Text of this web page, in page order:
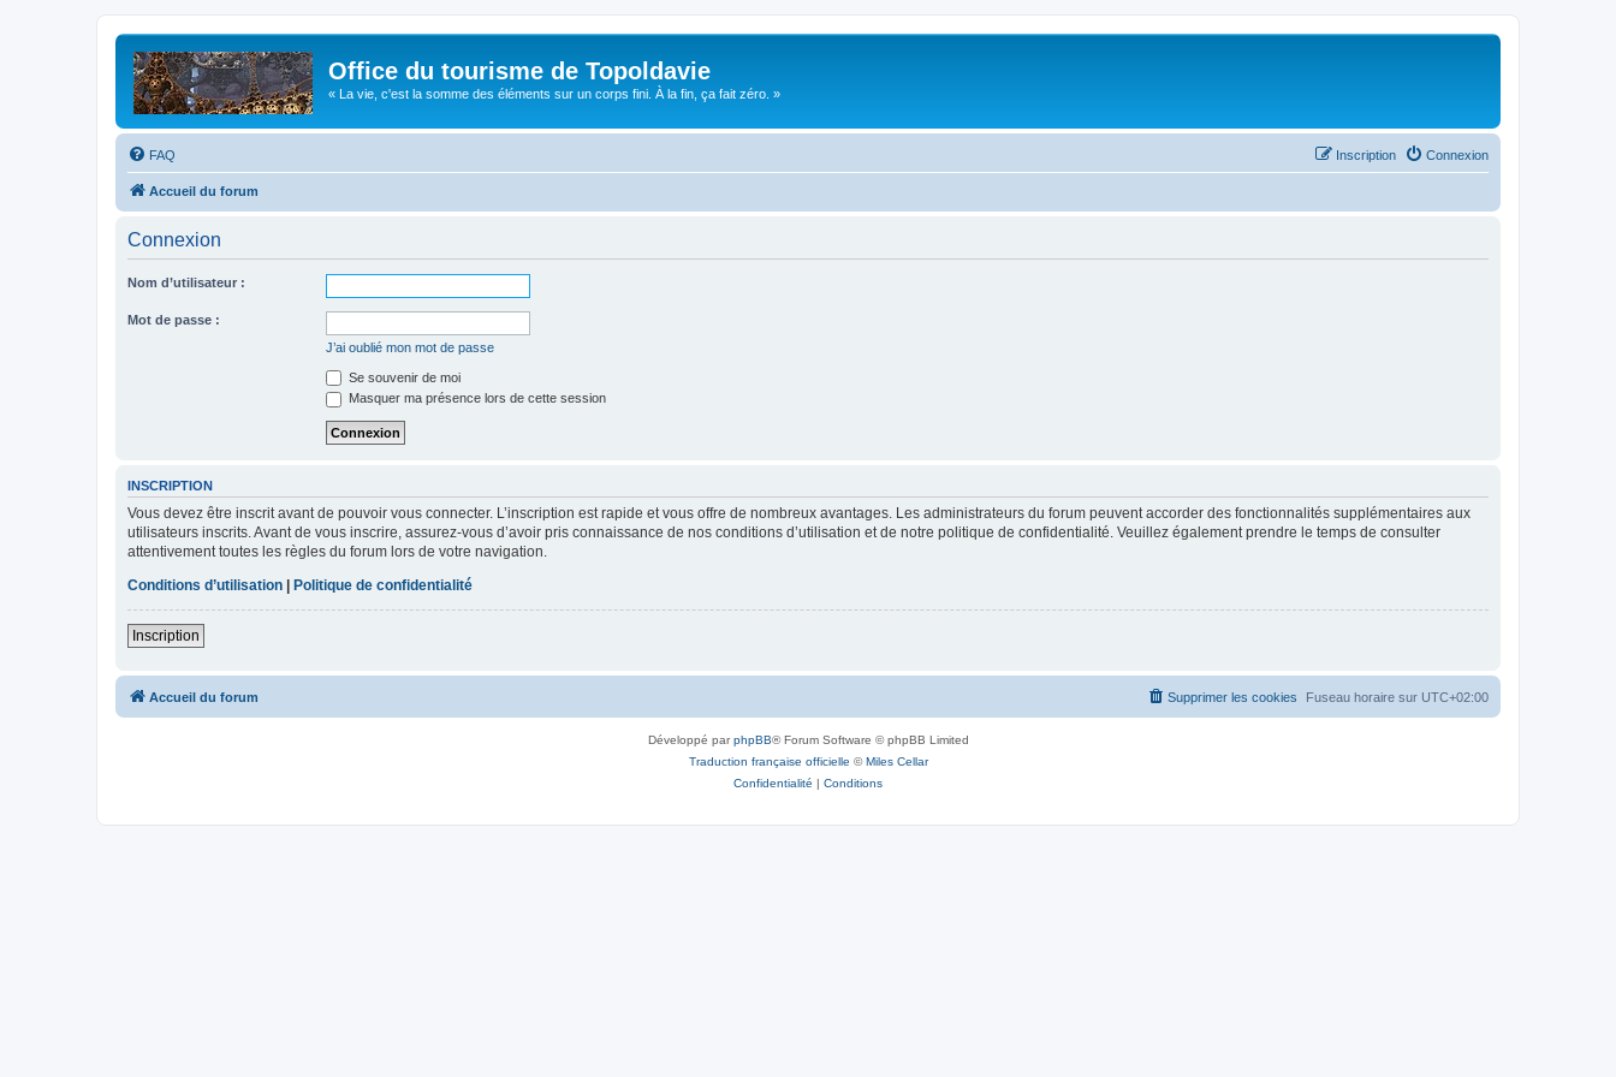
Office du tourisme de Topoldavie
« La vie, c'est la somme des éléments sur un corps fini. À la fin, ça fait zéro. »
FAQ Connexion
Inscription
Accueil du forum
Connexion
Nom d’utilisateur :
Mot de passe :
J’ai oublié mon mot de passe
Se souvenir de moi
Masquer ma présence lors de cette session
INSCRIPTION
Vous devez être inscrit avant de pouvoir vous connecter. L’inscription est rapide et vous offre de nombreux avantages. Les administrateurs du forum peuvent accorder des fonctionnalités supplémentaires aux
utilisateurs inscrits. Avant de vous inscrire, assurez-vous d’avoir pris connaissance de nos conditions d’utilisation et de notre politique de confidentialité. Veuillez également prendre le temps de consulter
attentivement toutes les règles du forum lors de votre navigation.
Conditions d’utilisation
Politique de confidentialité
Inscription
Accueil du forum Fuseau horaire sur UTC+02:00
Supprimer les cookies
Développé parphpBB® Forum Software © phpBB Limited
Traduction française officielle ©Miles Cellar
Confidentialité | Conditions